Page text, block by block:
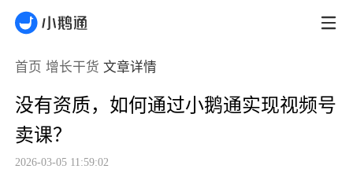
首页 增长干货 文章详情
没有资质，如何通过小鹅通实现视频号
卖课？
2026-03-05 11:59:02